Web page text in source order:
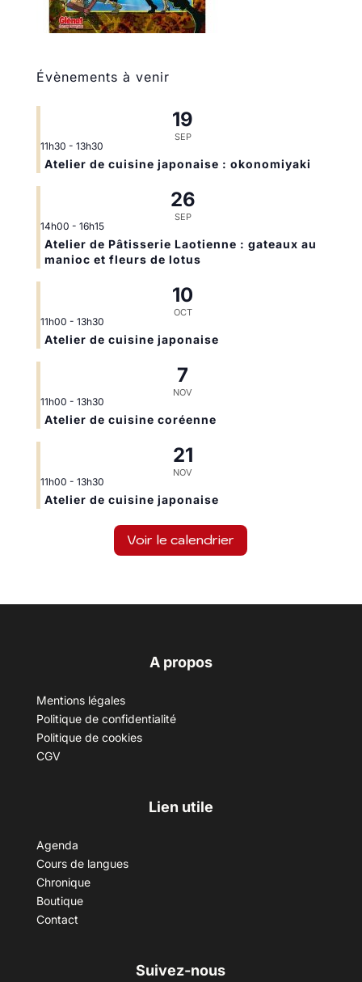
Évènements à venir
19
SEP
11h30 - 13h30
Atelier de cuisine japonaise : okonomiyaki
26
SEP
14h00 - 16h15
Atelier de Pâtisserie Laotienne : gateaux au
manioc et fleurs de lotus
10
OCT
11h00 - 13h30
Atelier de cuisine japonaise
7
NOV
11h00 - 13h30
Atelier de cuisine coréenne
21
NOV
11h00 - 13h30
Atelier de cuisine japonaise
Voir le calendrier
A propos
Mentions légales
Politique de confidentialité
Politique de cookies
CGV
Lien utile
Agenda
Cours de langues
Chronique
Boutique
Contact
Suivez-nous